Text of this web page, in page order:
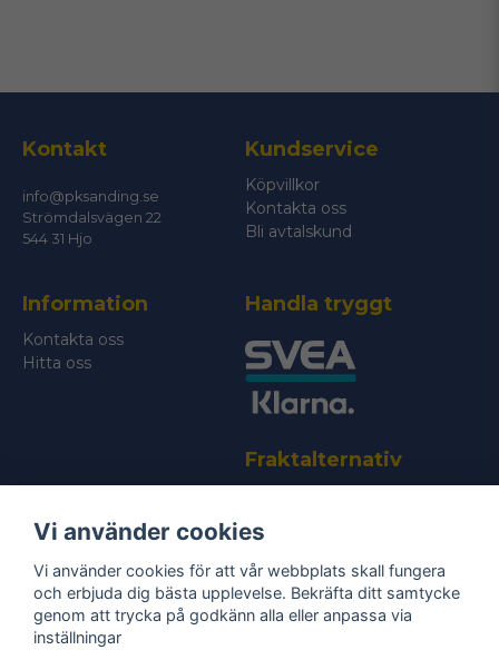
Skicka fråga
Kontakt
info@pksanding.se
Strömdalsvägen 22
544 31 Hjo
Kundservice
Köpvillkor
Kontakta oss
Bli avtalskund
Information
Kontakta oss
Hitta oss
Handla tryggt
Fraktalternativ
Bli medlem i vårt nyhetsbrev
Vi använder cookies
Vi använder cookies för att vår webbplats skall fungera
och erbjuda dig bästa upplevelse. Bekräfta ditt samtycke
genom att trycka på godkänn alla eller anpassa via
inställningar